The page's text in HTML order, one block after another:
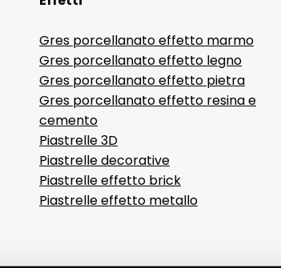
Gres porcellanato effetto marmo
Gres porcellanato effetto legno
Gres porcellanato effetto pietra
Gres porcellanato effetto resina e
cemento
Piastrelle 3D
Piastrelle decorative
Piastrelle effetto brick
Piastrelle effetto metallo